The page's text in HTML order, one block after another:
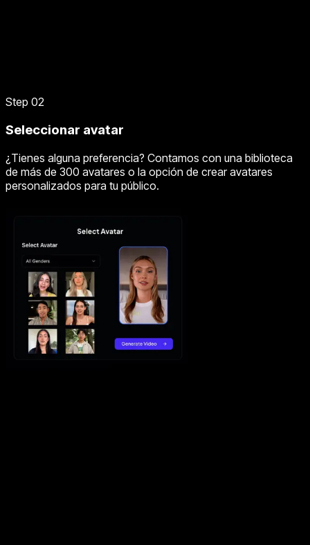
Step 02
Seleccionar avatar
¿Tienes alguna preferencia? Contamos con una biblioteca
de más de 300 avatares o la opción de crear avatares
personalizados para tu público.